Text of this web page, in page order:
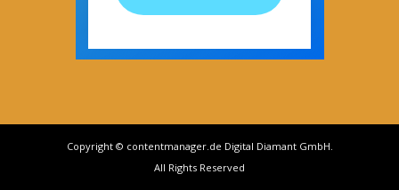
Copyright © contentmanager.de Digital Diamant GmbH.
All Rights Reserved